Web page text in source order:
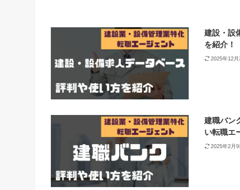
建設・設
を紹介！
2025年12月
建職バン
い転職エ
2025年2月9